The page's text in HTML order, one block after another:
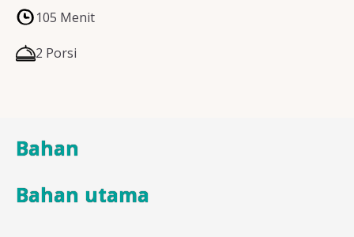
105 Menit
2 Porsi
Bahan
Bahan utama